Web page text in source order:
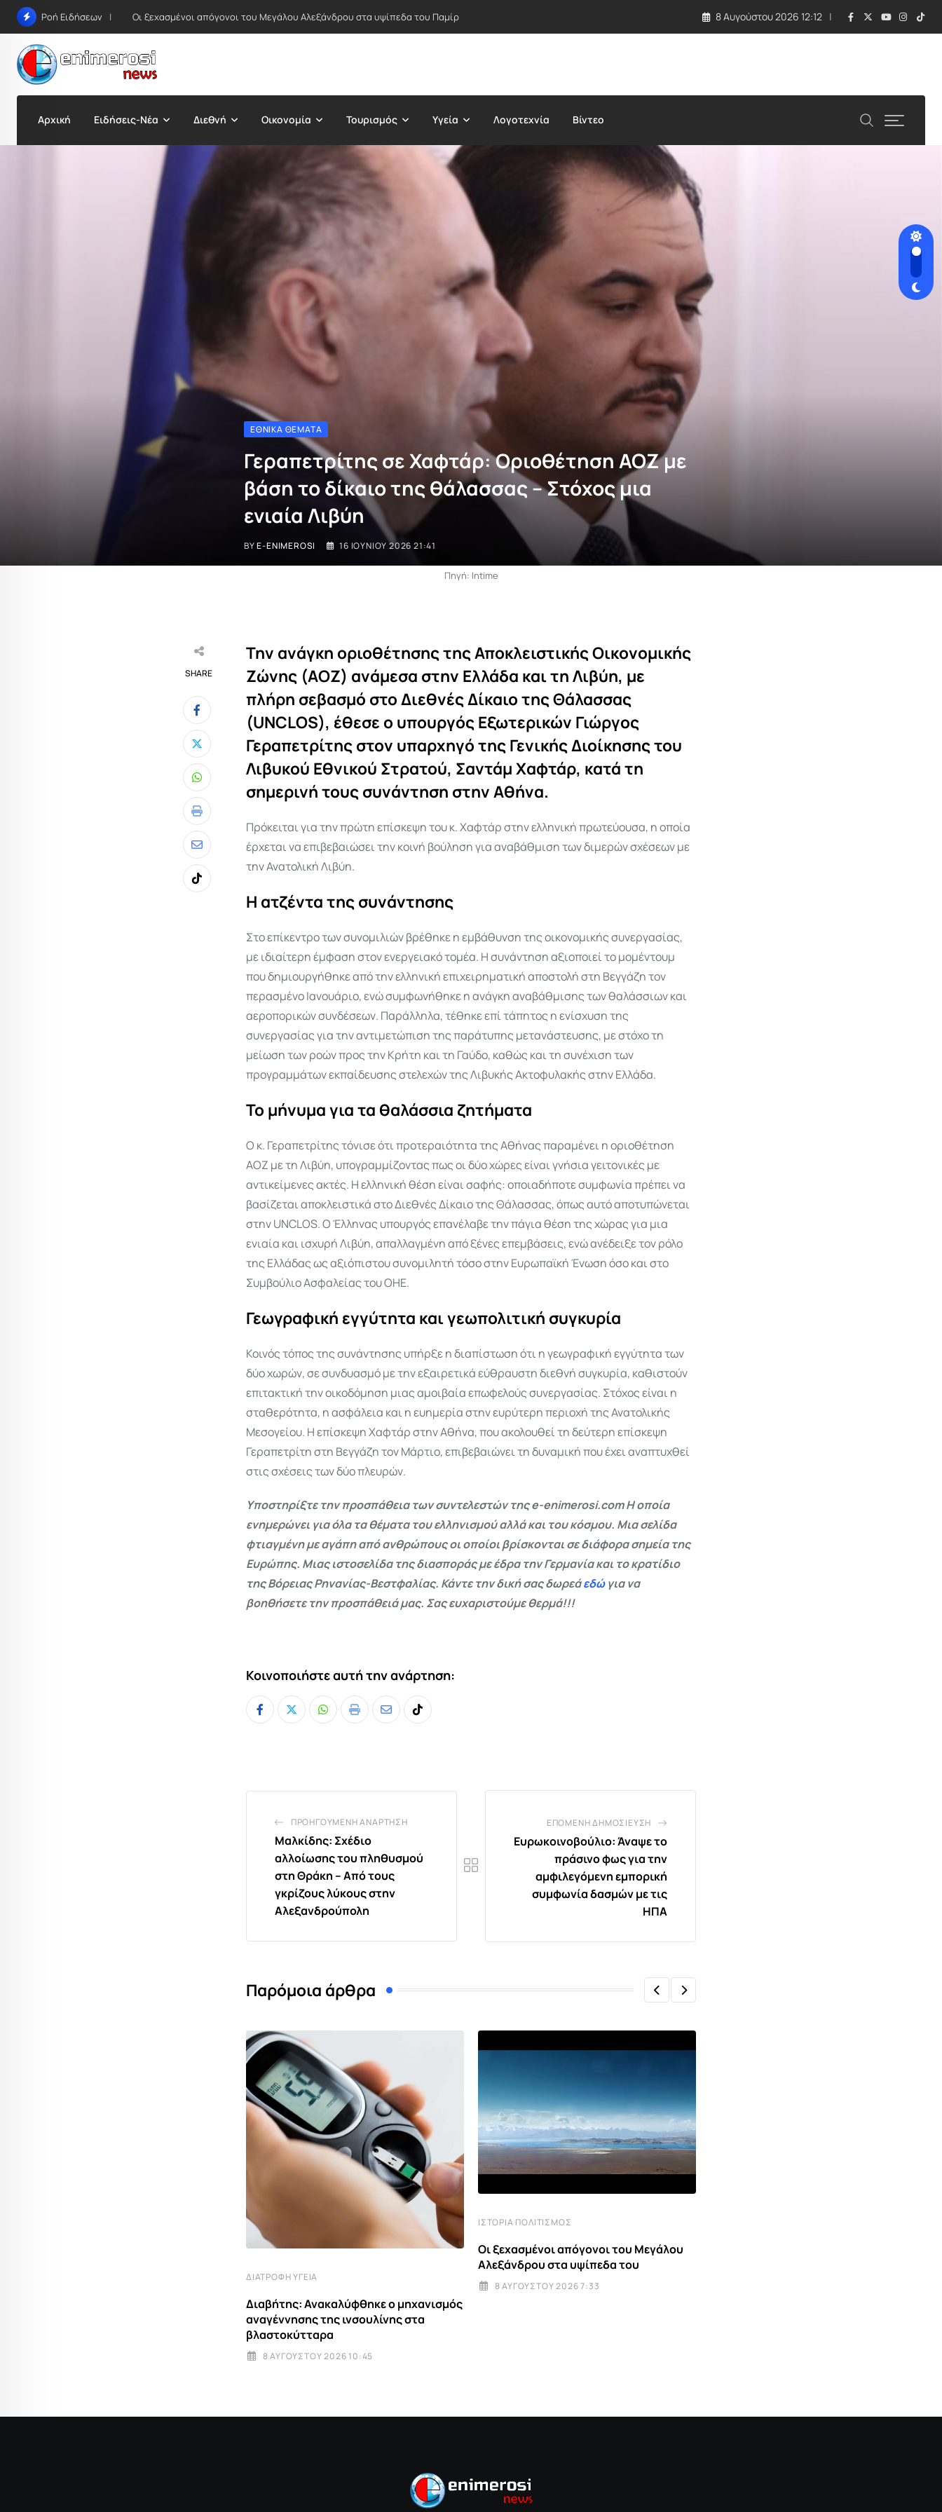
Skip
content
Ροή Ειδήσεων Οι ξεχασμένοι απόγονοι του Μεγάλου Αλεξάνδρου στα υψίπεδα του Παμίρ 8 Αυγούστου 2026 12:12
Αρχική Ειδήσεις-Νέα Διεθνή Οικονομία Τουρισμός Υγεία Λογοτεχνία Βίντεο
ΕΘΝΙΚΆ ΘΈΜΑΤΑ
Γεραπετρίτης σε Χαφτάρ: Οριοθέτηση ΑΟΖ με
βάση το δίκαιο της θάλασσας – Στόχος μια
ενιαία Λιβύη
BYE-ENIMEROSI 16 ΙΟΥΝΊΟΥ 2026 21:41
Πηγή: Intime
SHARE
Whatsapp
Print
Share
via
Email
Tiktok
Την ανάγκη οριοθέτησης της Αποκλειστικής Οικονομικής
Ζώνης (ΑΟΖ) ανάμεσα στην Ελλάδα και τη Λιβύη, με
πλήρη σεβασμό στο Διεθνές Δίκαιο της Θάλασσας
(UNCLOS), έθεσε ο υπουργός Εξωτερικών Γιώργος
Γεραπετρίτης στον υπαρχηγό της Γενικής Διοίκησης του
Λιβυκού Εθνικού Στρατού, Σαντάμ Χαφτάρ, κατά τη
σημερινή τους συνάντηση στην Αθήνα.
Πρόκειται για την πρώτη επίσκεψη του κ. Χαφτάρ στην ελληνική πρωτεύουσα, η οποία
έρχεται να επιβεβαιώσει την κοινή βούληση για αναβάθμιση των διμερών σχέσεων με
την Ανατολική Λιβύη.
Η ατζέντα της συνάντησης
Στο επίκεντρο των συνομιλιών βρέθηκε η εμβάθυνση της οικονομικής συνεργασίας,
με ιδιαίτερη έμφαση στον ενεργειακό τομέα. Η συνάντηση αξιοποιεί το μομέντουμ
που δημιουργήθηκε από την ελληνική επιχειρηματική αποστολή στη Βεγγάζη τον
περασμένο Ιανουάριο, ενώ συμφωνήθηκε η ανάγκη αναβάθμισης των θαλάσσιων και
αεροπορικών συνδέσεων. Παράλληλα, τέθηκε επί τάπητος η ενίσχυση της
συνεργασίας για την αντιμετώπιση της παράτυπης μετανάστευσης, με στόχο τη
μείωση των ροών προς την Κρήτη και τη Γαύδο, καθώς και τη συνέχιση των
προγραμμάτων εκπαίδευσης στελεχών της Λιβυκής Ακτοφυλακής στην Ελλάδα.
Το μήνυμα για τα θαλάσσια ζητήματα
Ο κ. Γεραπετρίτης τόνισε ότι προτεραιότητα της Αθήνας παραμένει η οριοθέτηση
ΑΟΖ με τη Λιβύη, υπογραμμίζοντας πως οι δύο χώρες είναι γνήσια γειτονικές με
αντικείμενες ακτές. Η ελληνική θέση είναι σαφής: οποιαδήποτε συμφωνία πρέπει να
βασίζεται αποκλειστικά στο Διεθνές Δίκαιο της Θάλασσας, όπως αυτό αποτυπώνεται
στην UNCLOS. Ο Έλληνας υπουργός επανέλαβε την πάγια θέση της χώρας για μια
ενιαία και ισχυρή Λιβύη, απαλλαγμένη από ξένες επεμβάσεις, ενώ ανέδειξε τον ρόλο
της Ελλάδας ως αξιόπιστου συνομιλητή τόσο στην Ευρωπαϊκή Ένωση όσο και στο
Συμβούλιο Ασφαλείας του ΟΗΕ.
Γεωγραφική εγγύτητα και γεωπολιτική συγκυρία
Κοινός τόπος της συνάντησης υπήρξε η διαπίστωση ότι η γεωγραφική εγγύτητα των
δύο χωρών, σε συνδυασμό με την εξαιρετικά εύθραυστη διεθνή συγκυρία, καθιστούν
επιτακτική την οικοδόμηση μιας αμοιβαία επωφελούς συνεργασίας. Στόχος είναι η
σταθερότητα, η ασφάλεια και η ευημερία στην ευρύτερη περιοχή της Ανατολικής
Μεσογείου. Η επίσκεψη Χαφτάρ στην Αθήνα, που ακολουθεί τη δεύτερη επίσκεψη
Γεραπετρίτη στη Βεγγάζη τον Μάρτιο, επιβεβαιώνει τη δυναμική που έχει αναπτυχθεί
στις σχέσεις των δύο πλευρών.
Υποστηρίξτε την προσπάθεια των συντελεστών της e-enimerosi.com Η οποία
ενημερώνει για όλα τα θέματα του ελληνισμού αλλά και του κόσμου. Μια σελίδα
φτιαγμένη με αγάπη από ανθρώπους οι οποίοι βρίσκονται σε διάφορα σημεία της
Ευρώπης. Μιας ιστοσελίδα της διασποράς με έδρα την Γερμανία και το κρατίδιο
της Βόρειας Ρηνανίας-Βεστφαλίας. Κάντε την δική σας δωρεάεδώγια να
βοηθήσετε την προσπάθειά μας. Σας ευχαριστούμε θερμά!!!
Κοινοποιήστε αυτή την ανάρτηση:
Whatsapp
Print
ShareTiktok
ΠΡΟΗΓΟΎΜΕΝΗ ΑΝΆΡΤΗΣΗ
Μαλκίδης: Σχέδιο
αλλοίωσης του πληθυσμού
στη Θράκη – Από τους
γκρίζους λύκους στην
Αλεξανδρούπολη
ΕΠΌΜΕΝΗ ΔΗΜΟΣΊΕΥΣΗ
Ευρωκοινοβούλιο: Άναψε το
πράσινο φως για την
αμφιλεγόμενη εμπορική
συμφωνία δασμών με τις
ΗΠΑ
Παρόμοια άρθρα
ΔΙΑΤΡΟΦΉ ΥΓΕΊΑ
Διαβήτης: Ανακαλύφθηκε ο μηχανισμός
αναγέννησης της ινσουλίνης στα
βλαστοκύτταρα
8 ΑΥΓΟΎΣΤΟΥ 2026 10:45
ΙΣΤΟΡΊΑ ΠΟΛΙΤΙΣΜΌΣ
Οι ξεχασμένοι απόγονοι του Μεγάλου
Αλεξάνδρου στα υψίπεδα του
8 ΑΥΓΟΎΣΤΟΥ 2026 7:33